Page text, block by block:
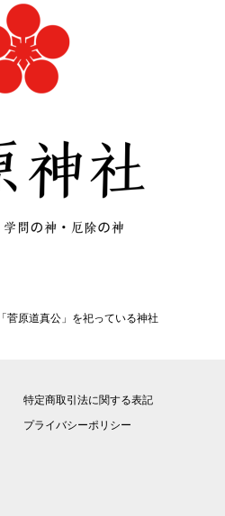
菅原道真公」を祀っている神社
特定商取引法に関する表記
プライバシーポリシー